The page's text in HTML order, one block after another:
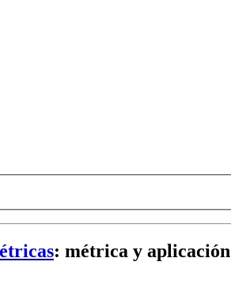
: métrica y aplicación